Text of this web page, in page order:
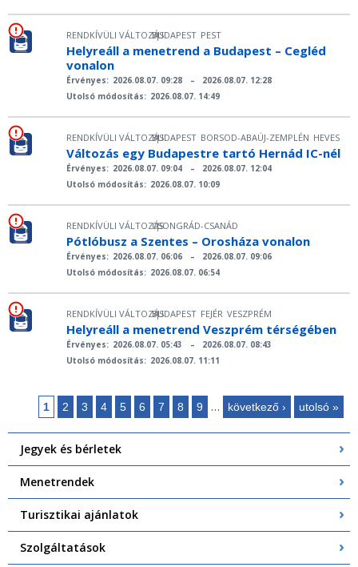
RENDKÍVÜLI VÁLTOZÁS
|
BUDAPEST PEST
Helyreáll a menetrend a Budapest – Cegléd
vonalon
Érvényes: 2026.08.07. 09:28 –
2026.08.07. 12:28
Utolsó módosítás: 2026.08.07. 14:49
RENDKÍVÜLI VÁLTOZÁS
|
BUDAPEST BORSOD-ABAÚJ-ZEMPLÉN HEVES
Változás egy Budapestre tartó Hernád IC-nél
Érvényes: 2026.08.07. 09:04 –
2026.08.07. 12:04
Utolsó módosítás: 2026.08.07. 10:09
RENDKÍVÜLI VÁLTOZÁS
|
CSONGRÁD-CSANÁD
Pótlóbusz a Szentes – Orosháza vonalon
Érvényes: 2026.08.07. 06:06 –
2026.08.07. 09:06
Utolsó módosítás: 2026.08.07. 06:54
RENDKÍVÜLI VÁLTOZÁS
|
BUDAPEST FEJÉR VESZPRÉM
Helyreáll a menetrend Veszprém térségében
Érvényes: 2026.08.07. 05:43 –
2026.08.07. 08:43
Utolsó módosítás: 2026.08.07. 11:11
1 2 3 4 5 6 7 8 9 … következő › utolsó »
Jegyek és bérletek
Menetrendek
Turisztikai ajánlatok
Szolgáltatások